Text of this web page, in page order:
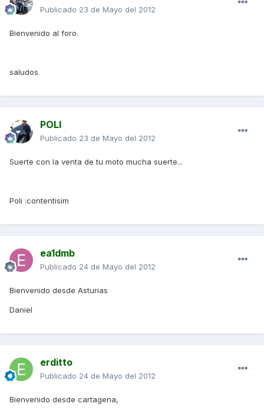
Publicado 23 de Mayo del 2012
Bienvenido al foro.
saludos
POLI
Publicado 23 de Mayo del 2012
Suerte con la venta de tu moto mucha suerte...
Poli :contentisim
ea1dmb
Publicado 24 de Mayo del 2012
Bienvenido desde Asturias
Daniel
erditto
Publicado 24 de Mayo del 2012
Bienvenido desde cartagena,